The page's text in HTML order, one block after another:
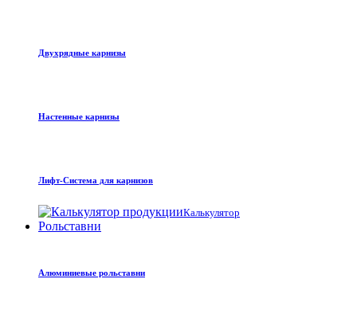
Двухрядные карнизы
Настенные карнизы
Лифт-Система для карнизов
Калькулятор
Рольставни
Алюминиевые рольставни